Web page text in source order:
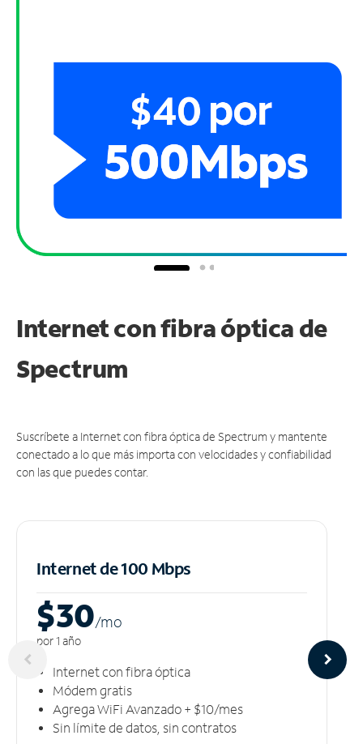
Internet con fibra óptica de
Spectrum
Suscríbete a Internet con fibra óptica de Spectrum y mantente
conectado a lo que más importa con velocidades y confiabilidad
con las que puedes contar.
Internet de 100 Mbps
$30/mo
por 1 año
Internet con fibra óptica
Módem gratis
Agrega WiFi Avanzado + $10/mes
Sin límite de datos, sin contratos